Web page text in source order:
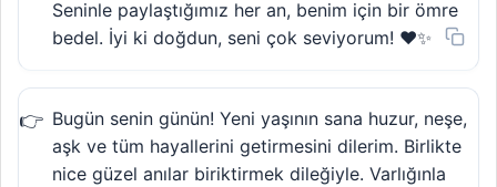
Seninle paylaştığımız her an, benim için bir ömre
bedel. İyi ki doğdun, seni çok seviyorum! ❤️✨
Bugün senin günün! Yeni yaşının sana huzur, neşe,
aşk ve tüm hayallerini getirmesini dilerim. Birlikte
nice güzel anılar biriktirmek dileğiyle. Varlığınla